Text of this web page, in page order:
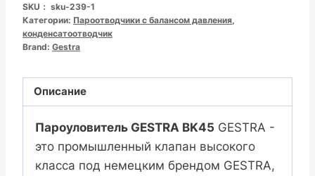
SKU： sku-239-1
Категории: Пароотводчики с балансом давления,
конденсатоотводчик
Brand: Gestra
Описание
Пароуловитель GESTRA BK45 GESTRA -
это промышленный клапан высокого
класса под немецким брендом GESTRA,